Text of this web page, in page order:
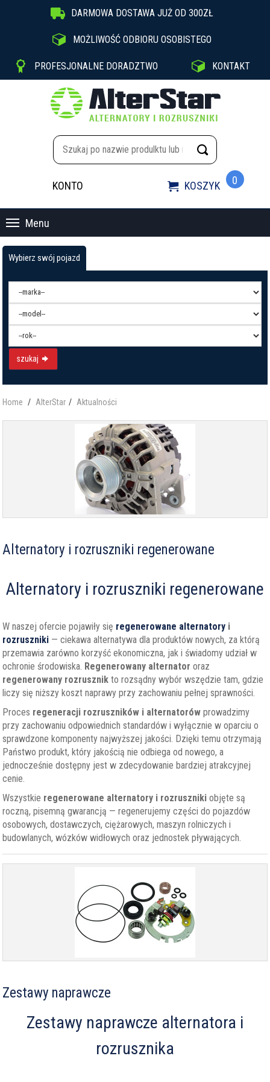
 DARMOWA DOSTAWA JUŻ OD 300ZŁ
 MOŻLIWOŚĆ ODBIORU OSOBISTEGO
 PROFESJONALNE DORADZTWO  KONTAKT
KONTO  KOSZYK 0
Menu
Wybierz swój pojazd
szukaj
Home AlterStar Aktualności
Alternatory i rozruszniki regenerowane
Alternatory i rozruszniki regenerowane
W naszej ofercie pojawiły się regenerowane alternatory i
rozruszniki — ciekawa alternatywa dla produktów nowych, za którą
przemawia zarówno korzyść ekonomiczna, jak i świadomy udział w
ochronie środowiska. Regenerowany alternator oraz
regenerowany rozrusznik to rozsądny wybór wszędzie tam, gdzie
liczy się niższy koszt naprawy przy zachowaniu pełnej sprawności.
Proces regeneracji rozruszników i alternatorów prowadzimy
przy zachowaniu odpowiednich standardów i wyłącznie w oparciu o
sprawdzone komponenty najwyższej jakości. Dzięki temu otrzymają
Państwo produkt, który jakością nie odbiega od nowego, a
jednocześnie dostępny jest w zdecydowanie bardziej atrakcyjnej
cenie.
Wszystkie regenerowane alternatory i rozruszniki objęte są
roczną, pisemną gwarancją — regenerujemy części do pojazdów
osobowych, dostawczych, ciężarowych, maszyn rolniczych i
budowlanych, wózków widłowych oraz jednostek pływających.
Zestawy naprawcze
Zestawy naprawcze alternatora i
rozrusznika